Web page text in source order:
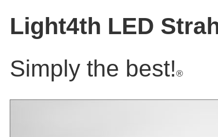
Light4th LED
Simply the best!®